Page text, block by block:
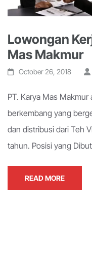
Lowongan
Mas Makmur
October 26, 2018
PT. Karya Mas
berkembang yang
dan distribusi dari Teh
tahun. Posisi yang
READ MORE